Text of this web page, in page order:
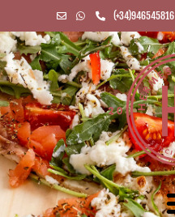
(+34)946545816